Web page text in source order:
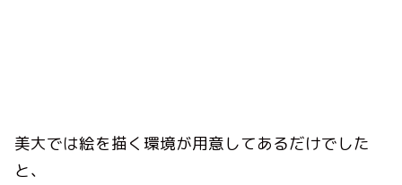
美大では絵を描く環境が用意してあるだけでした
と、